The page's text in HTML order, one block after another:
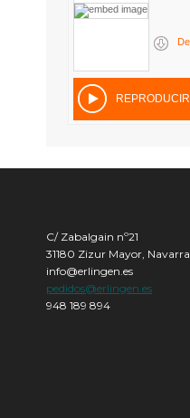
C/ Zabalgain nº21
31180 Zizur Mayor, Navarra
info@erlingen.es
pedidos@erlingen.es
948 189 894